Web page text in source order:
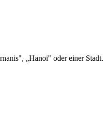
„Hanoi" oder einer Stadt.